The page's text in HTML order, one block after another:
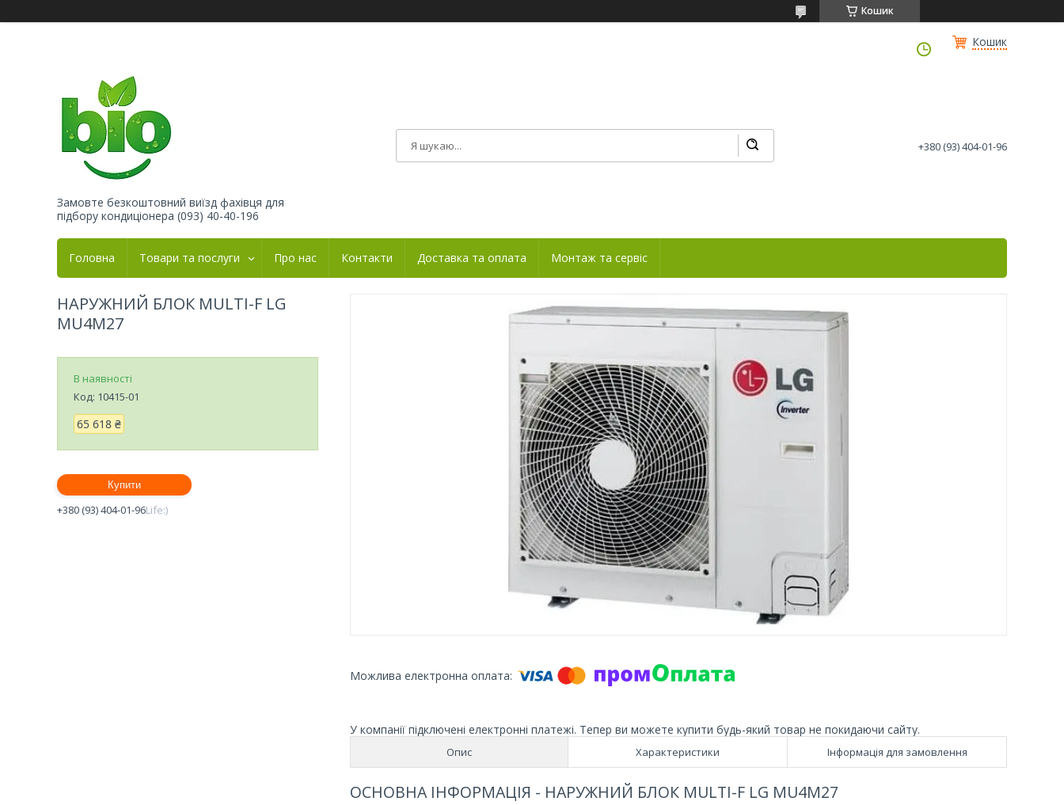
Кошик
Кошик
Замовте безкоштовний виїзд фахівця для
підбору кондиціонера (093) 40-40-196
+380 (93) 404-01-96
Головна Товари та послуги Про нас Контакти Доставка та оплата Монтаж та сервіс
У компанії підключені електронні платежі. Тепер ви можете купити будь-який товар не покидаючи сайту.
Опис Характеристики Інформація для замовлення
ОСНОВНА ІНФОРМАЦІЯ - НАРУЖНИЙ БЛОК MULTI-F LG MU4M27
НАРУЖНИЙ БЛОК MULTI-F LG
MU4M27
В наявності
Код: 10415-01
65 618 ₴
Купити
+380 (93) 404-01-96Life:)